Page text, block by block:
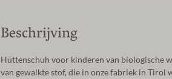
Beschrijving
Hüttenschuh voor kinderen van biologische
van gewalkte stof, die in onze fabriek in